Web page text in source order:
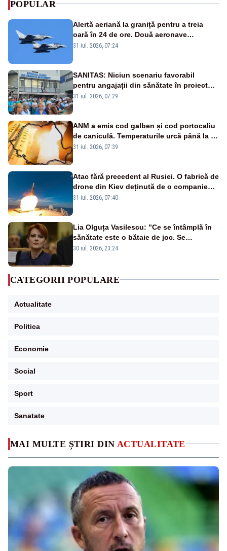
MAI MULTE ȘTIRI DIN ACTUALITATE
POPULAR
Alertă aeriană la graniță pentru a treia
oară în 24 de ore. Două aeronave
Eurofighter britanice au fost ridicate de la
31 iul. 2026, 07:24
SANITAS: Niciun scenariu favorabil
pentru angajații din sănătate în proiectul
Legii salarizării
31 iul. 2026, 07:29
ANM a emis cod galben și cod portocaliu
de caniculă. Temperaturile urcă până la 38
de grade, iar nopțile devin tropicale
31 iul. 2026, 07:39
Atac fără precedent al Rusiei. O fabrică de
drone din Kiev deținută de o companie
americană, distrusă de o rachetă
31 iul. 2026, 07:40
Lia Olguța Vasilescu: ”Ce se întâmplă în
sănătate este o bătaie de joc. Se
guvernează extraordinar de prost”
30 iul. 2026, 23:24
CATEGORII POPULARE
Actualitate
Politica
Economie
Social
Sport
Sanatate